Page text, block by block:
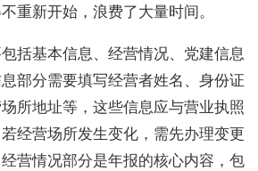
重新开始，浪费了大量时间。
括基本信息、经营情况、党建信息
部分需要填写经营者姓名、身份证
所地址等，这些信息应与营业执照
经营场所发生变化，需先办理变更
营情况部分是年报的核心内容，包